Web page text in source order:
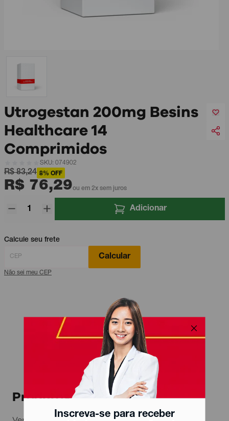
Inscreva-se para receber
Utrogestan 200mg Besins
Healthcare 14
Comprimidos
SKU: 074902
R$ 83,24 8% OFF
R$ 76,29ou em 2x sem juros
Adicionar
Calcule seu frete
Calcular
Não sei meu CEP
Produtos relacionados